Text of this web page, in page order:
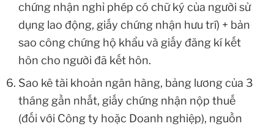
chứng nhận nghỉ phép có chữ ký của người sử
dụng lao động, giấy chứng nhận hưu trí) + bản
sao công chứng hộ khẩu và giấy đăng kí kết
hôn cho người đã kết hôn.
Sao kê tài khoản ngân hàng, bảng lương của 3
tháng gần nhất, giấy chứng nhận nộp thuế
(đối với Công ty hoặc Doanh nghiệp), nguồn